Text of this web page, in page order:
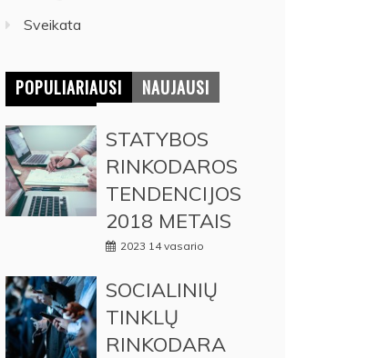
Sveikata
POPULIARIAUSI NAUJAUSI
STATYBOS
RINKODAROS
TENDENCIJOS
2018 METAIS
2023 14 vasario
SOCIALINIŲ
TINKLŲ
RINKODARA